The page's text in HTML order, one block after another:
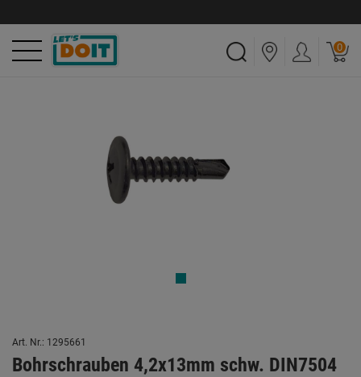
0
Art. Nr.: 1295661
Bohrschrauben 4,2x13mm schw. DIN7504